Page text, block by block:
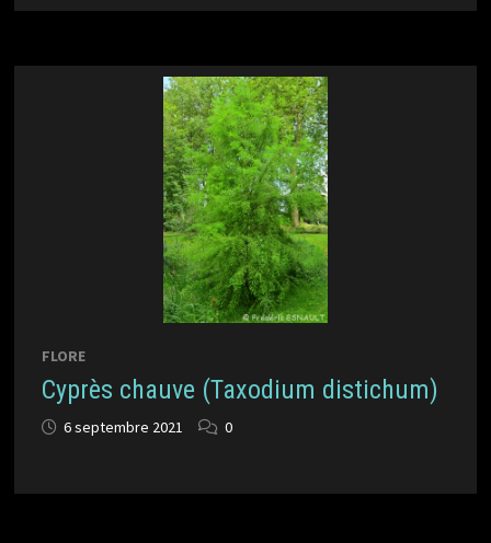
FLORE
Cyprès chauve (Taxodium distichum)
6 septembre 2021 0